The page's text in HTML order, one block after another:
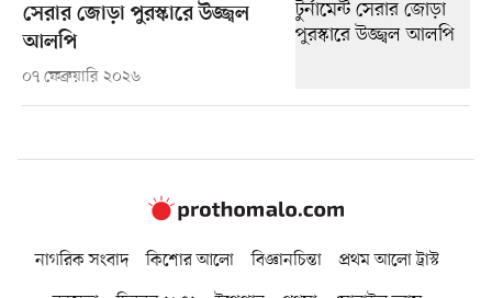
সেরার জোড়া পুরস্কারে উজ্জ্বল
আলপি
০৭ ফেব্রুয়ারি ২০২৬
নাগরিক সংবাদ কিশোর আলো বিজ্ঞানচিন্তা
প্রথম আলো ট্রাস্ট